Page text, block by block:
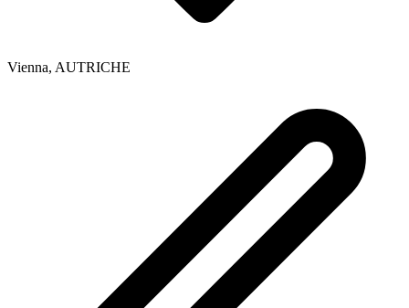
Vienna, AUTRICHE